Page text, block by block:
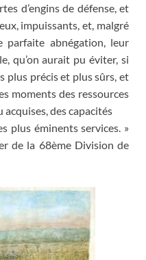
d’engins de défense, et
impuissants, et, malgré
parfaite abnégation, leur
qu’on aurait pu éviter, si
plus précis et plus sûrs, et
moments des ressources
acquises, des capacités
plus éminents services. »
de la 68ème Division de